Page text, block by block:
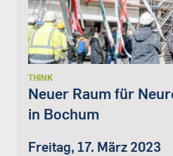
THINK
Neuer Raum für
in Bochum
Freitag, 17. März 2023